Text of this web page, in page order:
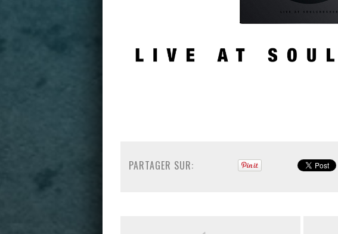
PARTAGER SUR: